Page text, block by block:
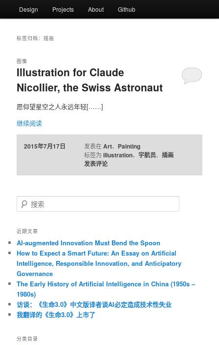
至
容
至
容
Design Projects About Github
标签归档：插画
Illustration for Claude
Nicollier, the Swiss Astronaut
图像
愿仰望星空之人永远年轻[……]
继续阅读
2015年7月17日 发表在 Art、 Painting
标签为 illustration、 宇航员、 插画
发表评论
搜
索
近期文章
AI-augmented Innovation Must Bend the Spoon
How to Expect a Smart Future: An Essay on Artificial
Intelligence, Responsible Innovation, and Anticipatory
Governance
The Early History of Artificial Intelligence in China (1950s –
1980s)
访谈：《生命3.0》中文版译者谈AI必定造成技术性失业
我翻译的《生命3.0》上市了
分类目录